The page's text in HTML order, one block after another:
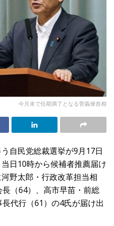
今月末で任期満了となる菅義偉首相
自民党総裁選挙が9月17日
日10時から候補者推薦届け
野太郎・行政改革担当相
長（64）、高市早苗・前総
代行（61）の4氏が届け出